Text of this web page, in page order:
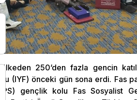
250’den fazla gencin
(IYF) önceki gün sona erdi. Fas
gençlik kolu Fas Sosyalist